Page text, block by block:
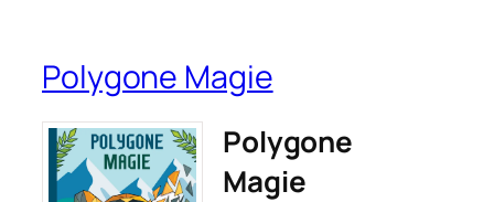
Polygone Magie
Polygone
Magie